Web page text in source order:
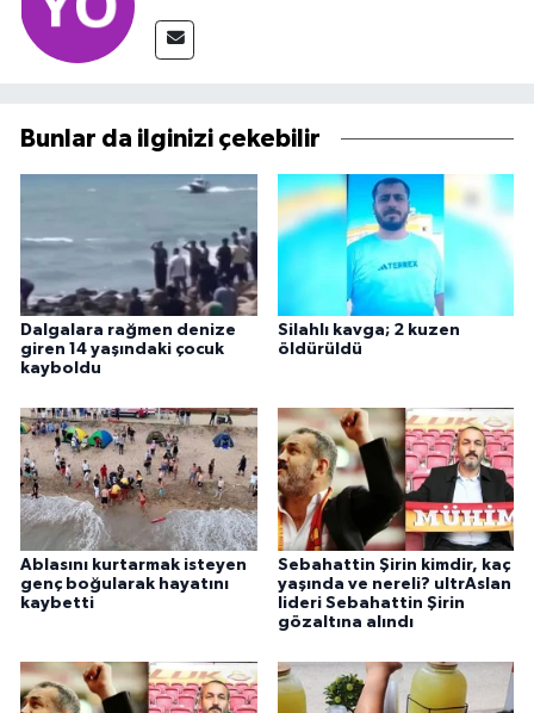
Bunlar da ilginizi çekebilir
Dalgalara rağmen denize
giren 14 yaşındaki çocuk
kayboldu
Silahlı kavga; 2 kuzen
öldürüldü
Ablasını kurtarmak isteyen
genç boğularak hayatını
kaybetti
Sebahattin Şirin kimdir, kaç
yaşında ve nereli? ultrAslan
lideri Sebahattin Şirin
gözaltına alındı